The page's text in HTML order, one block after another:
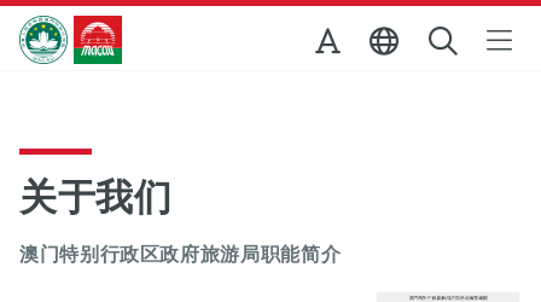
跳至主内容
澳门特别行政区政府旅游局
关于我们
澳门特别行政区政府旅游局职能简介